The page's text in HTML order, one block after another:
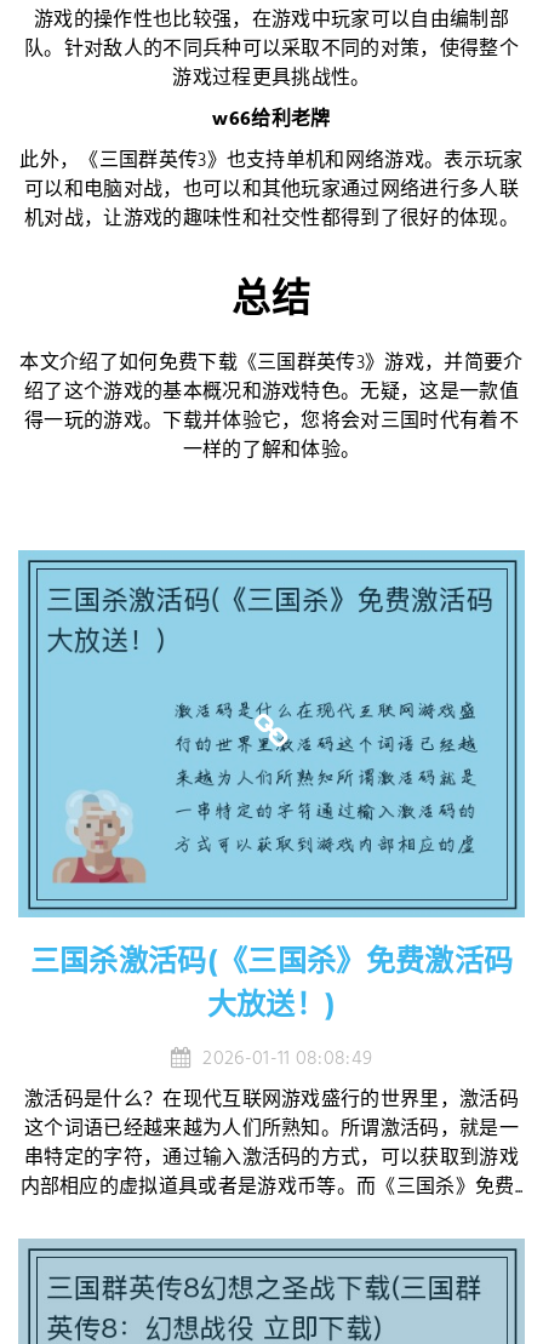
游戏的操作性也比较强，在游戏中玩家可以自由编制部
队。针对敌人的不同兵种可以采取不同的对策，使得整个
游戏过程更具挑战性。
w66给利老牌
此外，《三国群英传3》也支持单机和网络游戏。表示玩家
可以和电脑对战，也可以和其他玩家通过网络进行多人联
机对战，让游戏的趣味性和社交性都得到了很好的体现。
总结
本文介绍了如何免费下载《三国群英传3》游戏，并简要介
绍了这个游戏的基本概况和游戏特色。无疑，这是一款值
得一玩的游戏。下载并体验它，您将会对三国时代有着不
一样的了解和体验。
三国杀激活码(《三国杀》免费激活码
大放送！)
2026-01-11 08:08:49
激活码是什么？在现代互联网游戏盛行的世界里，激活码
这个词语已经越来越为人们所熟知。所谓激活码，就是一
串特定的字符，通过输入激活码的方式，可以获取到游戏
内部相应的虚拟道具或者是游戏币等。而《三国杀》免费...